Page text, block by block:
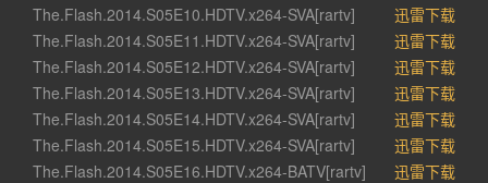
The.Flash.2014.S05E10.HDTV.x264-SVA[rartv]
迅雷下载
The.Flash.2014.S05E11.HDTV.x264-SVA[rartv]
迅雷下载
The.Flash.2014.S05E12.HDTV.x264-SVA[rartv]
迅雷下载
The.Flash.2014.S05E13.HDTV.x264-SVA[rartv]
迅雷下载
The.Flash.2014.S05E14.HDTV.x264-SVA[rartv]
迅雷下载
The.Flash.2014.S05E15.HDTV.x264-SVA[rartv]
迅雷下载
The.Flash.2014.S05E16.HDTV.x264-BATV[rartv]
迅雷下载